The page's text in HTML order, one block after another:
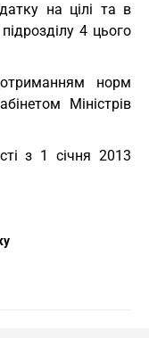
на цілі та в
4 цього
норм
Міністрів
з 1 січня 2013